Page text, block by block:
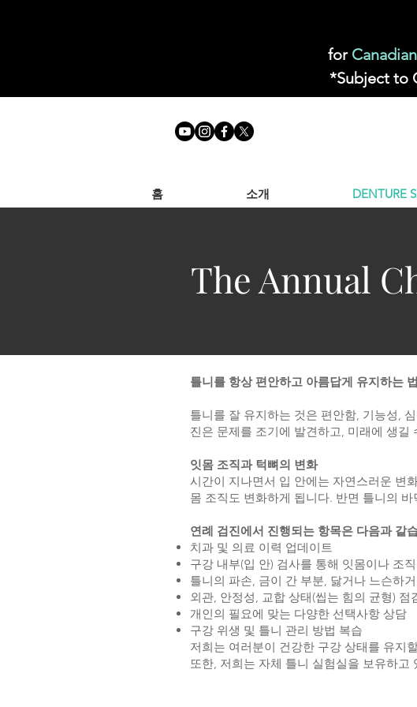
for
*Subject to
홈 소개 DENTURE
The Annual
틀니를 항상 편안하고 아름답게 유지하는
틀니를 잘 유지하는 것은 편안함, 기능성,
진은 문제를 조기에 발견하고, 미래에 생
잇몸 조직과 턱뼈의 변화
시간이 지나면서 입 안에는 자연스러운 변
몸 조직도 변화하게 됩니다. 반면 틀니의
연례 검진에서 진행되는 항목은 다음과 같
치과 및 의료 이력 업데이트
구강 내부(입 안) 검사를 통해 잇몸이나 조
틀니의 파손, 금이 간 부분, 닳거나 느슨하
외관, 안정성, 교합 상태(씹는 힘의 균형) 점
개인의 필요에 맞는 다양한 선택사항 상담
구강 위생 및 틀니 관리 방법 복습
저희는 여러분이 건강한 구강 상태를 유지
또한, 저희는 자체 틀니 실험실을 보유하고